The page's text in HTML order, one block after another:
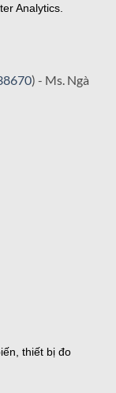
Analytics.
) - Ms. Ngà
thiết bị đo